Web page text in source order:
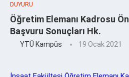
DUYURU
Öğretim Elemanı Kadrosu
Başvuru Sonuçları Hk.
YTÜ Kampüs 19 Ocak 2021